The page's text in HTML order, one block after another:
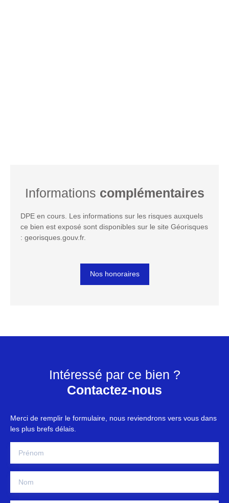
Informations complémentaires
DPE en cours. Les informations sur les risques auxquels
ce bien est exposé sont disponibles sur le site Géorisques
: georisques.gouv.fr.
Nos honoraires
Intéressé par ce bien ?
Contactez-nous
Merci de remplir le formulaire, nous reviendrons vers vous dans
les plus brefs délais.
Prénom
Nom